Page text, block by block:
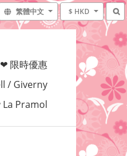
繁體中文 $ HKD
❤ 限時優惠
/ Giverny
Pramol